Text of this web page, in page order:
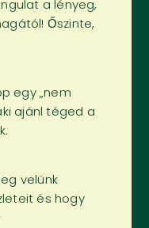
a lényeg,
Őszinte,
egy „nem
ajánl téged a
velünk
és hogy